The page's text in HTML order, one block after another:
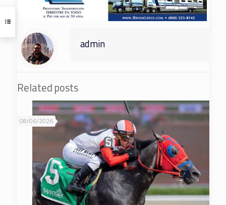
admin
Related posts
08/06/2026